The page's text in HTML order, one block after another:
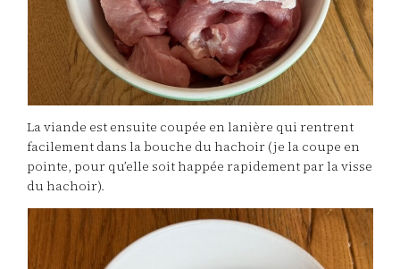
La viande est ensuite coupée en lanière qui rentrent
facilement dans la bouche du hachoir (je la coupe en
pointe, pour qu’elle soit happée rapidement par la visse
du hachoir).